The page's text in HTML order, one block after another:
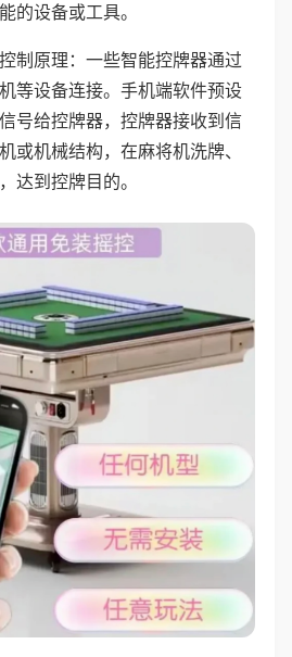
的设备或工具。
制原理：一些智能控牌器通过
等设备连接。手机端软件预设
号给控牌器，控牌器接收到信
或机械结构，在麻将机洗牌、
达到控牌目的。